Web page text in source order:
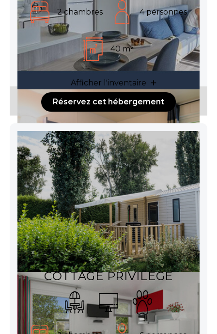
2 chambres 4 personnes
40 m²
Afficher l'inventaire
Réservez cet hébergement
COTTAGE PRIVILÈGE